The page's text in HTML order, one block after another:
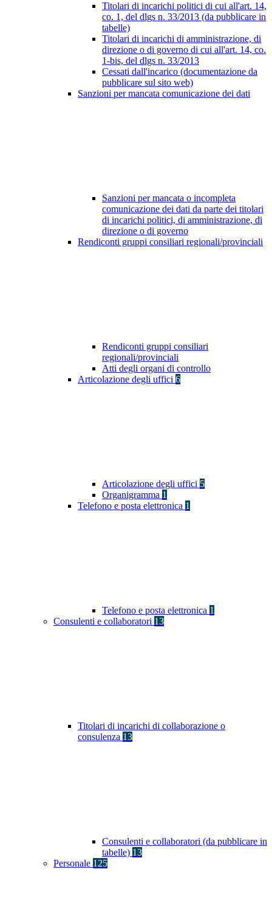
Titolari di incarichi politici di cui all'art. 14,
co. 1, del dlgs n. 33/2013 (da pubblicare in
tabelle)
Titolari di incarichi di amministrazione, di
direzione o di governo di cui all'art. 14, co.
1-bis, del dlgs n. 33/2013
Cessati dall'incarico (documentazione da
pubblicare sul sito web)
Sanzioni per mancata comunicazione dei dati
Sanzioni per mancata o incompleta
comunicazione dei dati da parte dei titolari
di incarichi politici, di amministrazione, di
direzione o di governo
Rendiconti gruppi consiliari regionali/provinciali
Rendiconti gruppi consiliari
regionali/provinciali
Atti degli organi di controllo
Articolazione degli uffici 6
Articolazione degli uffici 5
Organigramma 1
Telefono e posta elettronica 1
Telefono e posta elettronica 1
Consulenti e collaboratori 13
Titolari di incarichi di collaborazione o
consulenza 13
Consulenti e collaboratori (da pubblicare in
tabelle) 13
Personale 125